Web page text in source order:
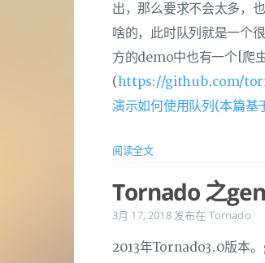
出，那么要求不会太多，
啥的，此时队列就是一个
方的demo中也有一个[爬
(https://github.com/
演示如何使用队列(本篇
阅读全文
Tornado 之
3月 17, 2018 发布在 Tornado
2013年Tornado3.0版本